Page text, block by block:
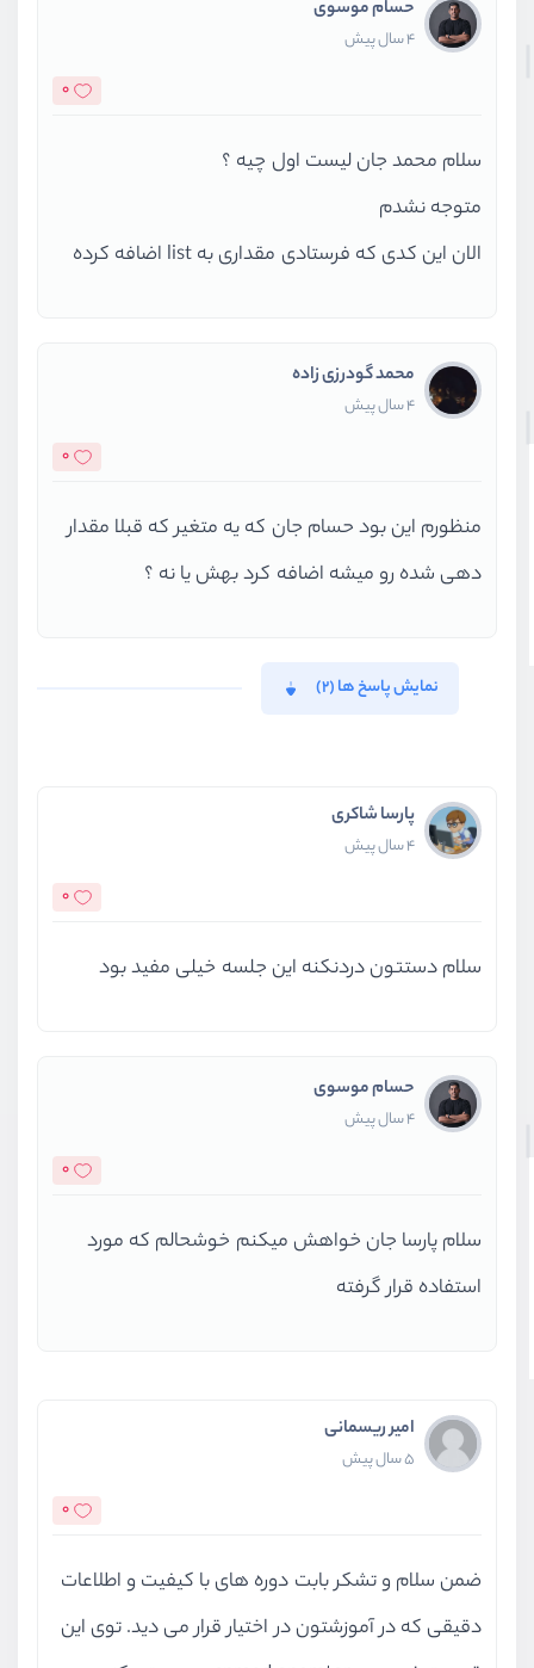
حسام موسوی
4 سال پیش
0
سلام محمد جان لیست اول چیه ؟
متوجه نشدم
الان این کدی که فرستادی مقداری به list اضافه کرده
محمد گودرزی زاده
4 سال پیش
0
منظورم این بود حسام جان که یه متغیر که قبلا مقدار
دهی شده رو میشه اضافه کرد بهش یا نه ؟
نمایش پاسخ ها (2)
پارسا شاکری
4 سال پیش
0
سلام دستتون دردنکنه این جلسه خیلی مفید بود
حسام موسوی
4 سال پیش
0
سلام پارسا جان خواهش میکنم خوشحالم که مورد
استفاده قرار گرفته
امیر ریسمانی
5 سال پیش
0
ضمن سلام و تشکر بابت دوره های با کیفیت و اطلاعات
دقیقی که در آموزشتون در اختیار قرار می دید. توی این